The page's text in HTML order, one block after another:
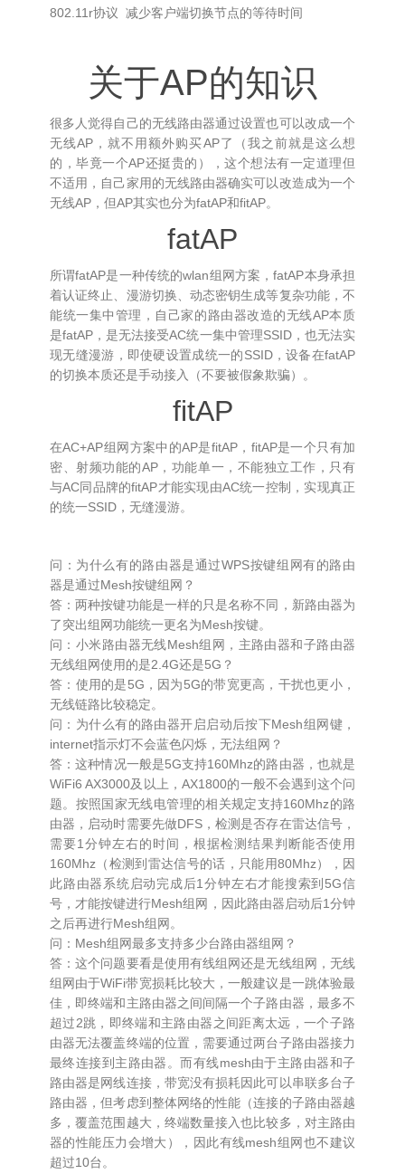
802.11r协议 减少客户端切换节点的等待时间
关于AP的知识
很多人觉得自己的无线路由器通过设置也可以改成一个
无线AP，就不用额外购买AP了（我之前就是这么想
的，毕竟一个AP还挺贵的），这个想法有一定道理但
不适用，自己家用的无线路由器确实可以改造成为一个
无线AP，但AP其实也分为fatAP和fitAP。
fatAP
所谓fatAP是一种传统的wlan组网方案，fatAP本身承担
着认证终止、漫游切换、动态密钥生成等复杂功能，不
能统一集中管理，自己家的路由器改造的无线AP本质
是fatAP，是无法接受AC统一集中管理SSID，也无法实
现无缝漫游，即使硬设置成统一的SSID，设备在fatAP
的切换本质还是手动接入（不要被假象欺骗）。
fitAP
在AC+AP组网方案中的AP是fitAP，fitAP是一个只有加
密、射频功能的AP，功能单一，不能独立工作，只有
与AC同品牌的fitAP才能实现由AC统一控制，实现真正
的统一SSID，无缝漫游。
问：为什么有的路由器是通过WPS按键组网有的路由
器是通过Mesh按键组网？
答：两种按键功能是一样的只是名称不同，新路由器为
了突出组网功能统一更名为Mesh按键。
问：小米路由器无线Mesh组网，主路由器和子路由器
无线组网使用的是2.4G还是5G？
答：使用的是5G，因为5G的带宽更高，干扰也更小，
无线链路比较稳定。
问：为什么有的路由器开启启动后按下Mesh组网键，
internet指示灯不会蓝色闪烁，无法组网？
答：这种情况一般是5G支持160Mhz的路由器，也就是
WiFi6 AX3000及以上，AX1800的一般不会遇到这个问
题。按照国家无线电管理的相关规定支持160Mhz的路
由器，启动时需要先做DFS，检测是否存在雷达信号，
需要1分钟左右的时间，根据检测结果判断能否使用
160Mhz（检测到雷达信号的话，只能用80Mhz），因
此路由器系统启动完成后1分钟左右才能搜索到5G信
号，才能按键进行Mesh组网，因此路由器启动后1分钟
之后再进行Mesh组网。
问：Mesh组网最多支持多少台路由器组网？
答：这个问题要看是使用有线组网还是无线组网，无线
组网由于WiFi带宽损耗比较大，一般建议是一跳体验最
佳，即终端和主路由器之间间隔一个子路由器，最多不
超过2跳，即终端和主路由器之间距离太远，一个子路
由器无法覆盖终端的位置，需要通过两台子路由器接力
最终连接到主路由器。而有线mesh由于主路由器和子
路由器是网线连接，带宽没有损耗因此可以串联多台子
路由器，但考虑到整体网络的性能（连接的子路由器越
多，覆盖范围越大，终端数量接入也比较多，对主路由
器的性能压力会增大），因此有线mesh组网也不建议
超过10台。